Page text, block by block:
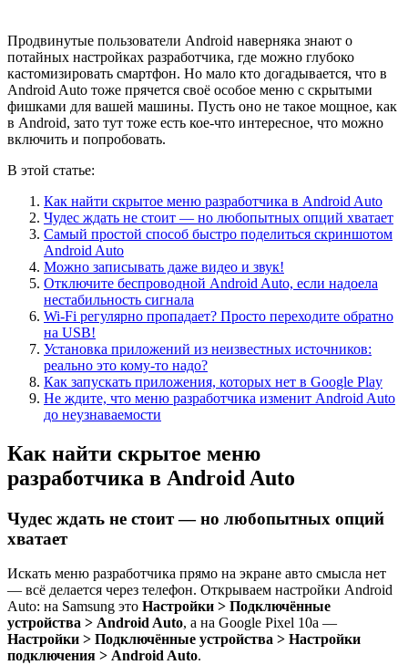
Продвинутые пользователи Android наверняка знают о
потайных настройках разработчика, где можно глубоко
кастомизировать смартфон. Но мало кто догадывается, что в
Android Auto тоже прячется своё особое меню с скрытыми
фишками для вашей машины. Пусть оно не такое мощное, как
в Android, зато тут тоже есть кое-что интересное, что можно
включить и попробовать.
В этой статье:
Как найти скрытое меню разработчика в Android Auto
Чудес ждать не стоит — но любопытных опций хватает
Самый простой способ быстро поделиться скриншотом
Android Auto
Можно записывать даже видео и звук!
Отключите беспроводной Android Auto, если надоела
нестабильность сигнала
Wi-Fi регулярно пропадает? Просто переходите обратно
на USB!
Установка приложений из неизвестных источников:
реально это кому-то надо?
Как запускать приложения, которых нет в Google Play
Не ждите, что меню разработчика изменит Android Auto
до неузнаваемости
Как найти скрытое меню
разработчика в Android Auto
Чудес ждать не стоит — но любопытных опций
хватает
Искать меню разработчика прямо на экране авто смысла нет
— всё делается через телефон. Открываем настройки Android
Auto: на Samsung это Настройки > Подключённые
устройства > Android Auto, а на Google Pixel 10a —
Настройки > Подключённые устройства > Настройки
подключения > Android Auto.